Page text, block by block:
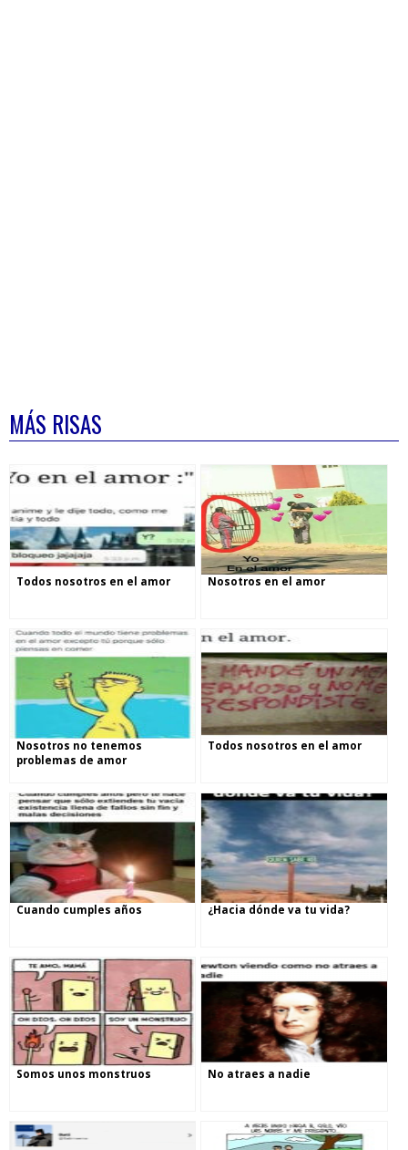
MÁS RISAS
Todos nosotros en el amor Nosotros en el amor
Nosotros no tenemos
problemas de amor
Todos nosotros en el amor
Cuando cumples años ¿Hacia dónde va tu vida?
Somos unos monstruos No atraes a nadie